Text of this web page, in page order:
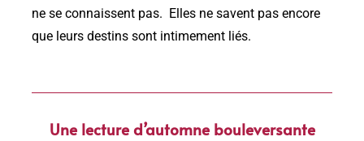
ne se connaissent pas. Elles ne savent pas encore
que leurs destins sont intimement liés.
Une lecture d’automne bouleversante